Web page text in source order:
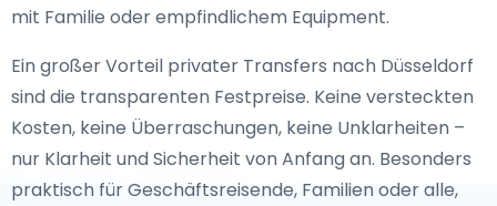
mit Familie oder empfindlichem Equipment.
Ein großer Vorteil privater Transfers nach Düsseldorf
sind die transparenten Festpreise. Keine versteckten
Kosten, keine Überraschungen, keine Unklarheiten –
nur Klarheit und Sicherheit von Anfang an. Besonders
praktisch für Geschäftsreisende, Familien oder alle,